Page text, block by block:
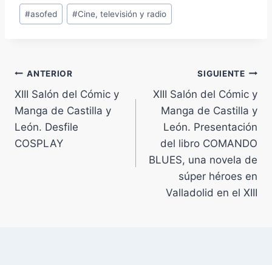
Etiquetas
de
#asofed #Cine, televisión y radio
Navegación
de
entradas
ANTERIOR
XIII Salón del Cómic y
Manga de Castilla y
León. Desfile
COSPLAY
SIGUIENTE
XIII Salón del Cómic y
Manga de Castilla y
León. Presentación
del libro COMANDO
BLUES, una novela de
súper héroes en
Valladolid en el XIII